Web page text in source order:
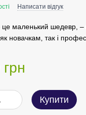
Написати відгук
це маленький шедевр, –
новачкам, так і
Купити